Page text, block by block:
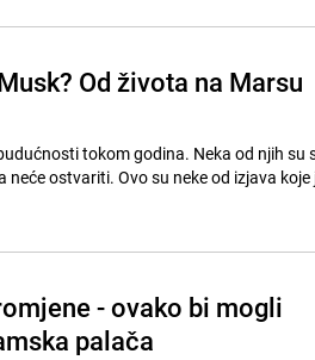
Od života na Marsu
tokom godina. Neka od njih su
ostvariti. Ovo su neke od izjava koje
- ovako bi mogli
palača